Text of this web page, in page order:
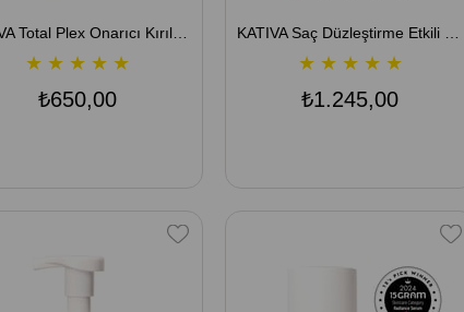
KATIVA Total Plex Onarıcı Kırılma Karşıtı Saç Kremi 355 mL
★ ★ ★ ★ ★
₺650,00
★ ★ ★ ★ ★
₺1.245,00